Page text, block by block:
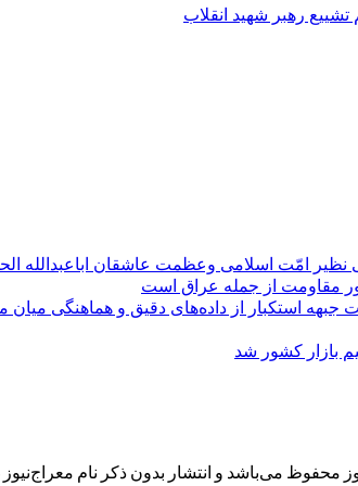
تشییع رهبر شهید انقلاب
امّت اسلامی وعظمت عاشقان اباعبدالله
مقاومت از جمله عراق است
استکبار از داده‌های دقیق و هماهنگی
بازار کشور شد
می‌باشد و انتشار بدون ذکر نام معراج‌نیوز